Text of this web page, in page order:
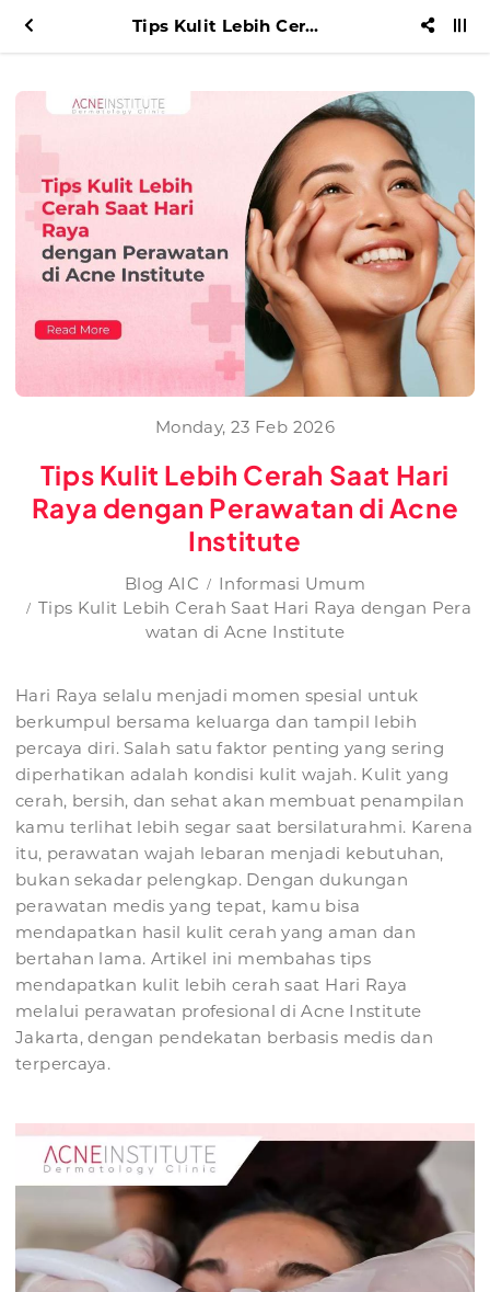
Tips Kulit Lebih Cerah Saat Hari Raya dengan Perawatan di Acne Institute
Monday, 23 Feb 2026
Tips Kulit Lebih Cerah Saat Hari
Raya dengan Perawatan di Acne
Institute
Blog AIC
Informasi Umum
Tips Kulit Lebih Cerah Saat Hari Raya dengan Pera
watan di Acne Institute
Hari Raya selalu menjadi momen spesial untuk
berkumpul bersama keluarga dan tampil lebih
percaya diri. Salah satu faktor penting yang sering
diperhatikan adalah kondisi kulit wajah. Kulit yang
cerah, bersih, dan sehat akan membuat penampilan
kamu terlihat lebih segar saat bersilaturahmi. Karena
itu, perawatan wajah lebaran menjadi kebutuhan,
bukan sekadar pelengkap. Dengan dukungan
perawatan medis yang tepat, kamu bisa
mendapatkan hasil kulit cerah yang aman dan
bertahan lama. Artikel ini membahas tips
mendapatkan kulit lebih cerah saat Hari Raya
melalui perawatan profesional di Acne Institute
Jakarta, dengan pendekatan berbasis medis dan
terpercaya.